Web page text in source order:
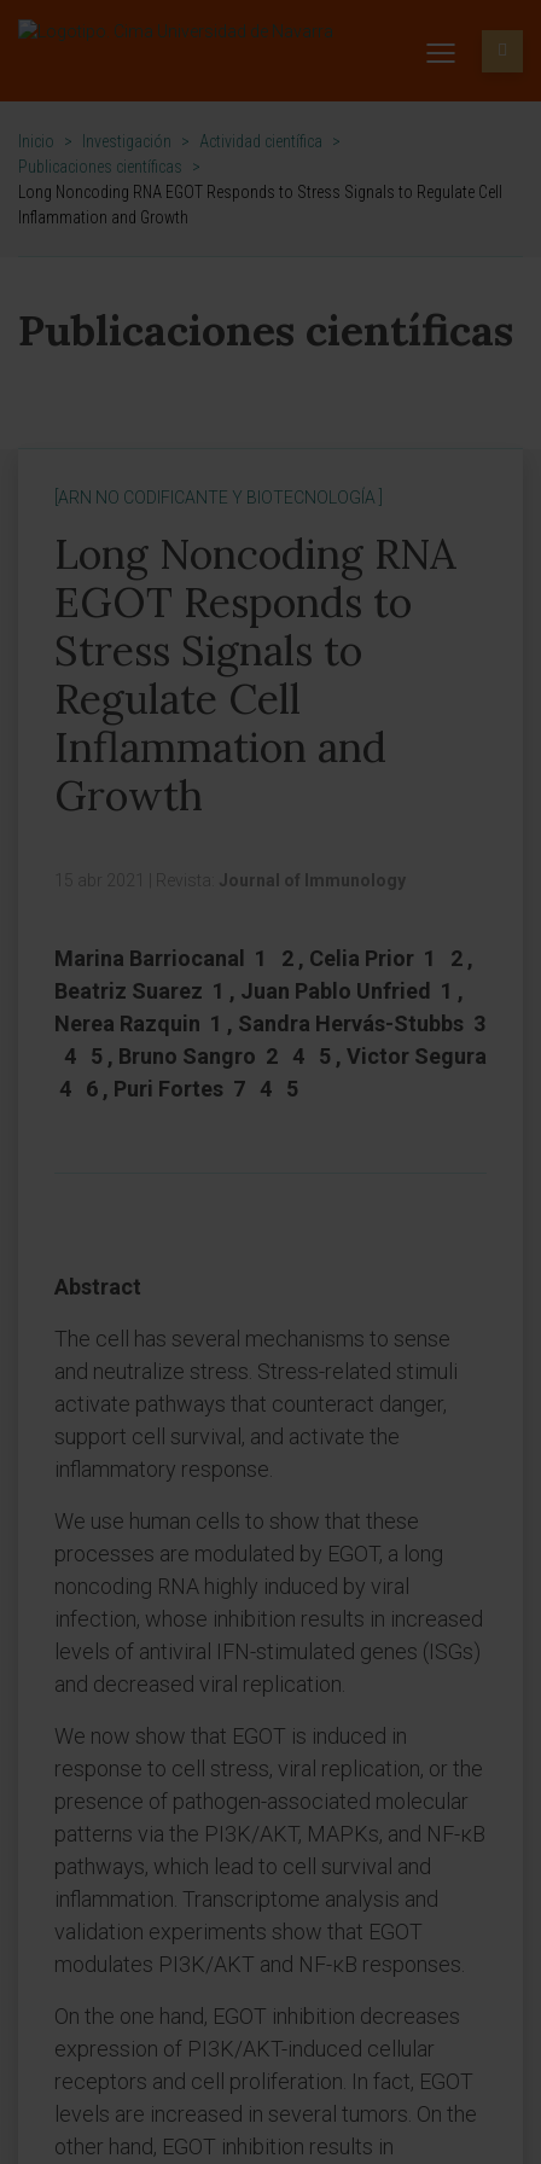
Inicio > Investigación > Actividad científica
>
Publicaciones científicas
>
Long Noncoding RNA EGOT Responds to Stress Signals to Regulate Cell
Inflammation and Growth
Publicaciones científicas
[ARN NO CODIFICANTE Y BIOTECNOLOGÍA ]
Long Noncoding RNA
EGOT Responds to
Stress Signals to
Regulate Cell
Inflammation and
Growth
15 abr 2021 Revista: Journal of Immunology
Marina Barriocanal 1 2 , Celia Prior 1 2 ,
Beatriz Suarez 1 , Juan Pablo Unfried 1 ,
Nerea Razquin 1 , Sandra Hervás-Stubbs 3
4 5 , Bruno Sangro 2 4 5 , Victor Segura
4 6 , Puri Fortes 7 4 5
Abstract
The cell has several mechanisms to sense
and neutralize stress. Stress-related stimuli
activate pathways that counteract danger,
support cell survival, and activate the
inflammatory response.
We use human cells to show that these
processes are modulated by EGOT, a long
noncoding RNA highly induced by viral
infection, whose inhibition results in increased
levels of antiviral IFN-stimulated genes (ISGs)
and decreased viral replication.
We now show that EGOT is induced in
response to cell stress, viral replication, or the
presence of pathogen-associated molecular
patterns via the PI3K/AKT, MAPKs, and NF-κB
pathways, which lead to cell survival and
inflammation. Transcriptome analysis and
validation experiments show that EGOT
modulates PI3K/AKT and NF-κB responses.
On the one hand, EGOT inhibition decreases
expression of PI3K/AKT-induced cellular
receptors and cell proliferation. In fact, EGOT
levels are increased in several tumors. On the
other hand, EGOT inhibition results in